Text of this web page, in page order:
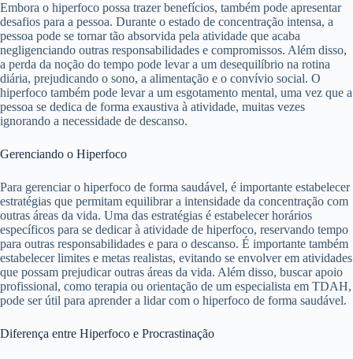
Embora o hiperfoco possa trazer benefícios, também pode apresentar
desafios para a pessoa. Durante o estado de concentração intensa, a
pessoa pode se tornar tão absorvida pela atividade que acaba
negligenciando outras responsabilidades e compromissos. Além disso,
a perda da noção do tempo pode levar a um desequilíbrio na rotina
diária, prejudicando o sono, a alimentação e o convívio social. O
hiperfoco também pode levar a um esgotamento mental, uma vez que a
pessoa se dedica de forma exaustiva à atividade, muitas vezes
ignorando a necessidade de descanso.
Gerenciando o Hiperfoco
Para gerenciar o hiperfoco de forma saudável, é importante estabelecer
estratégias que permitam equilibrar a intensidade da concentração com
outras áreas da vida. Uma das estratégias é estabelecer horários
específicos para se dedicar à atividade de hiperfoco, reservando tempo
para outras responsabilidades e para o descanso. É importante também
estabelecer limites e metas realistas, evitando se envolver em atividades
que possam prejudicar outras áreas da vida. Além disso, buscar apoio
profissional, como terapia ou orientação de um especialista em TDAH,
pode ser útil para aprender a lidar com o hiperfoco de forma saudável.
Diferença entre Hiperfoco e Procrastinação